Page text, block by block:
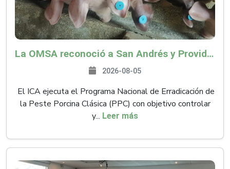
La OMSA reconoció a San Andrés y Providencia como zona libre de Peste Porcina Clásica (PPC)
2026-08-05
El ICA ejecuta el Programa Nacional de Erradicación de
la Peste Porcina Clásica (PPC) con objetivo controlar
y... Leer más